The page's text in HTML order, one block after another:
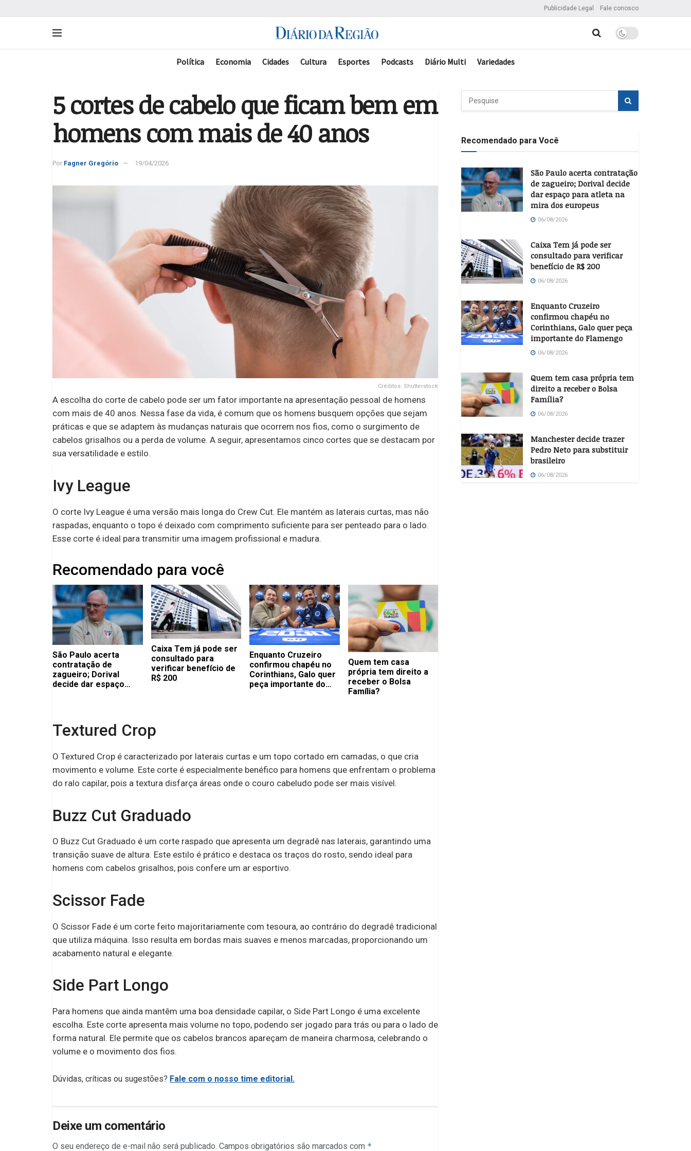
Publicidade Legal Fale conosco
Política Economia Cidades Cultura Esportes Podcasts Diário Multi Variedades
5 cortes de cabelo que ficam bem em
homens com mais de 40 anos
Por Fagner Gregório 19/04/2026
Créditos: Shutterstock
A escolha do corte de cabelo pode ser um fator importante na apresentação pessoal de homens
com mais de 40 anos. Nessa fase da vida, é comum que os homens busquem opções que sejam
práticas e que se adaptem às mudanças naturais que ocorrem nos fios, como o surgimento de
cabelos grisalhos ou a perda de volume. A seguir, apresentamos cinco cortes que se destacam por
sua versatilidade e estilo.
Ivy League
O corte Ivy League é uma versão mais longa do Crew Cut. Ele mantém as laterais curtas, mas não
raspadas, enquanto o topo é deixado com comprimento suficiente para ser penteado para o lado.
Esse corte é ideal para transmitir uma imagem profissional e madura.
Recomendado para você
São Paulo acerta
contratação de
zagueiro; Dorival
decide dar espaço
Caixa Tem já pode ser
consultado para
verificar benefício de
R$ 200
Enquanto Cruzeiro
confirmou chapéu no
Corinthians, Galo quer
peça importante do
Quem tem casa
própria tem direito a
receber o Bolsa
Família?
Textured Crop
O Textured Crop é caracterizado por laterais curtas e um topo cortado em camadas, o que cria
movimento e volume. Este corte é especialmente benéfico para homens que enfrentam o problema
do ralo capilar, pois a textura disfarça áreas onde o couro cabeludo pode ser mais visível.
Buzz Cut Graduado
O Buzz Cut Graduado é um corte raspado que apresenta um degradê nas laterais, garantindo uma
transição suave de altura. Este estilo é prático e destaca os traços do rosto, sendo ideal para
homens com cabelos grisalhos, pois confere um ar esportivo.
Scissor Fade
O Scissor Fade é um corte feito majoritariamente com tesoura, ao contrário do degradê tradicional
que utiliza máquina. Isso resulta em bordas mais suaves e menos marcadas, proporcionando um
acabamento natural e elegante.
Side Part Longo
Para homens que ainda mantêm uma boa densidade capilar, o Side Part Longo é uma excelente
escolha. Este corte apresenta mais volume no topo, podendo ser jogado para trás ou para o lado de
forma natural. Ele permite que os cabelos brancos apareçam de maneira charmosa, celebrando o
volume e o movimento dos fios.
Dúvidas, críticas ou sugestões? Fale com o nosso time editorial.
Deixe um comentário
O seu endereço de e-mail não será publicado. Campos obrigatórios são marcados com *
Recomendado para Você
São Paulo acerta contratação
de zagueiro; Dorival decide
dar espaço para atleta na
mira dos europeus
06/08/2026
Caixa Tem já pode ser
consultado para verificar
benefício de R$ 200
06/08/2026
Enquanto Cruzeiro
confirmou chapéu no
Corinthians, Galo quer peça
importante do Flamengo
06/08/2026
Quem tem casa própria tem
direito a receber o Bolsa
Família?
06/08/2026
Manchester decide trazer
Pedro Neto para substituir
brasileiro
06/08/2026